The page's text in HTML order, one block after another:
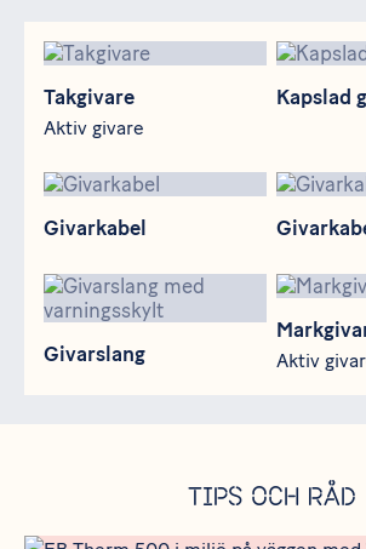
Takgivare
Aktiv givare
Takgivare
Kapslad
Kapslad
Givarkabel
Givarkabel
Givarslang
Givarslang
Aktiv
Tips och råd